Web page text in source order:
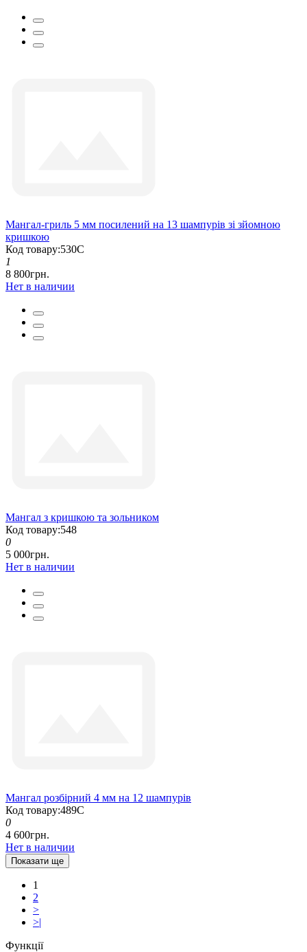
Мангал-гриль 5 мм посилений на 13 шампурів зі зйомною
кришкою
Код товару:530С
1
8 800грн.
Нет в наличии
Мангал з кришкою та зольником
Код товару:548
0
5 000грн.
Нет в наличии
Мангал розбірний 4 мм на 12 шампурів
Код товару:489С
0
4 600грн.
Нет в наличии
Показати ще
1
2
>
>|
Функції